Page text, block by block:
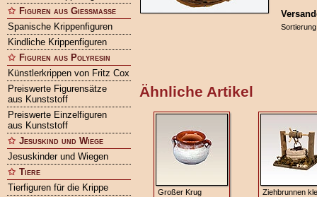
Figuren aus Gießmasse
Spanische Krippenfiguren
Kindliche Krippenfiguren
Figuren aus Polyresin
Künstlerkrippen von Fritz Cox
Preiswerte Figurensätze
aus Kunststoff
Preiswerte Einzelfiguren
aus Kunststoff
Jesuskind und Wiege
Jesuskinder und Wiegen
Tiere
Tierfiguren für die Krippe
Ähnliche Artikel
Großer Krug
Ziehbrunnen